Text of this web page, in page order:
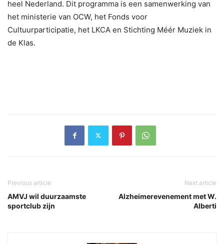
heel Nederland. Dit programma is een samenwerking van
het ministerie van OCW, het Fonds voor
Cultuurparticipatie, het LKCA en Stichting Méér Muziek in
de Klas.
Previous article
AMVJ wil duurzaamste
sportclub zijn
Next article
Alzheimerevenement met W.
Alberti